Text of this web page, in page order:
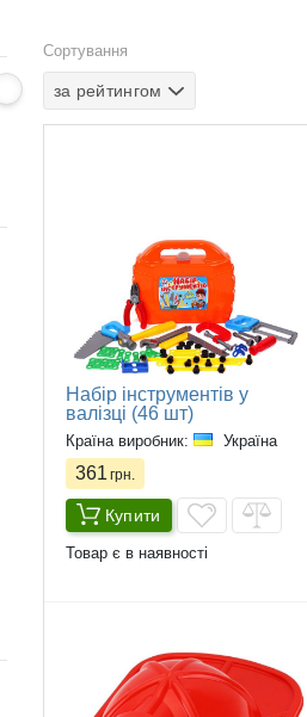
Сортування
за рейтингом
Набір інструментів у
валізці (46 шт)
Країна виробник: Україна
361грн.
Купити
Товар є в наявності